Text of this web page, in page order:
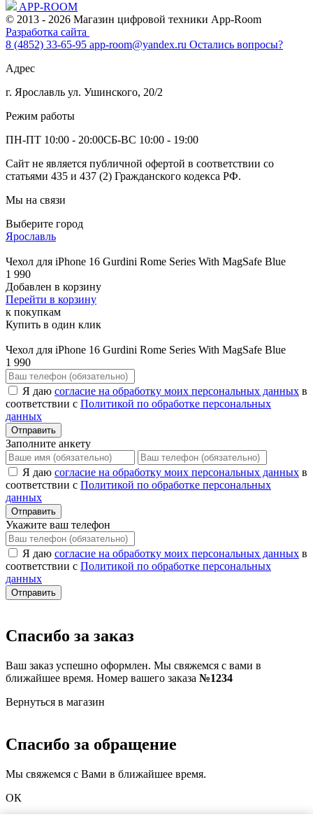
APP-ROOM
© 2013 - 2026 Магазин цифровой техники App-Room
Разработка сайта
8 (4852) 33-65-95 app-room@yandex.ru Остались вопросы?
Адрес
г. Ярославль ул. Ушинского, 20/2
Режим работы
ПН-ПТ 10:00 - 20:00СБ-ВС 10:00 - 19:00
Сайт не является публичной офертой в соответствии со
статьями 435 и 437 (2) Гражданского кодекса РФ.
Мы на связи
Выберите город
Ярославль
Чехол для iPhone 16 Gurdini Rome Series With MagSafe Blue
1 990
Добавлен в корзину
Перейти в корзину
к покупкам
Купить в один клик
Чехол для iPhone 16 Gurdini Rome Series With MagSafe Blue
1 990
Я даю согласие на обработку моих персональных данных в
соответствии с Политикой по обработке персональных
данных
Отправить
Заполните анкету
Я даю согласие на обработку моих персональных данных в
соответствии с Политикой по обработке персональных
данных
Отправить
Укажите ваш телефон
Я даю согласие на обработку моих персональных данных в
соответствии с Политикой по обработке персональных
данных
Отправить
Спасибо за заказ
Ваш заказ успешно оформлен. Мы свяжемся с вами в
ближайшее время. Номер вашего заказа №1234
Вернуться в магазин
Спасибо за обращение
Мы свяжемся с Вами в ближайшее время.
ОК